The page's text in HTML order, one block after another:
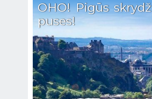
OHO! Pigūs
puses!